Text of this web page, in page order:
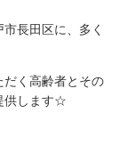
長田区に、多く
だく高齢者とその
供します☆